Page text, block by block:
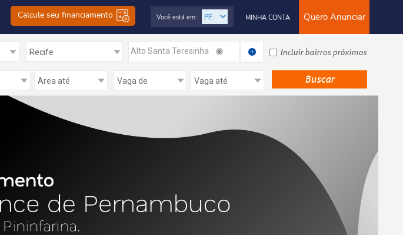
Calcule seu financiamento Quero Anunciar
MINHA CONTA
Você está em:
Alto Santa Teresinha Incluir bairros próximos